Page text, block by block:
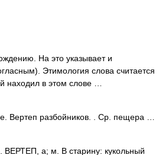
На это указывает и
Этимология слова считается
находил в этом слове …
Вертеп разбойников. . Ср. пещера …
а; м. В старину: кукольный